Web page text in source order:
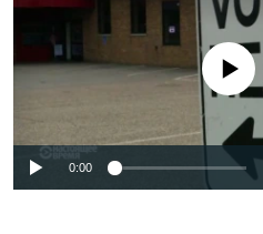
No media source
0:00